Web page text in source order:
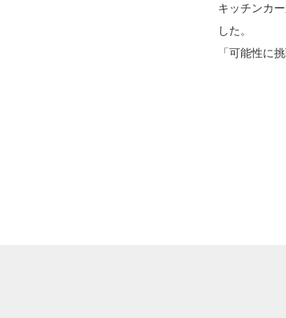
キッチンカ
した。
「可能性に